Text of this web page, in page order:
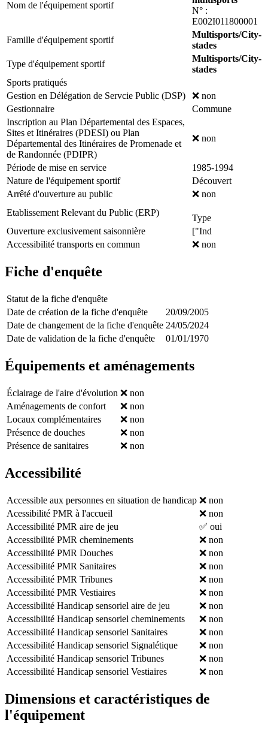
Nom de l'équipement sportif
N° :
E002I011800001
Famille d'équipement sportif
Multisports/City-
stades
Type d'équipement sportif
Multisports/City-
stades
Sports pratiqués
Gestion en Délégation de Servcie Public (DSP)
❌ non
Gestionnaire
Commune
Inscription au Plan Départemental des Espaces,
Sites et Itinéraires (PDESI) ou Plan
Départemental des Itinéraires de Promenade et
de Randonnée (PDIPR)
❌ non
Période de mise en service
1985-1994
Nature de l'équipement sportif
Découvert
Arrêté d'ouverture au public
❌ non
Etablissement Relevant du Public (ERP)
Type
Ouverture exclusivement saisonnière
["Ind
Accessibilité transports en commun
❌ non
Fiche d'enquête
Statut de la fiche d'enquête
Date de création de la fiche d'enquête
20/09/2005
Date de changement de la fiche d'enquête 24/05/2024
Date de validation de la fiche d'enquête
01/01/1970
Équipements et aménagements
Éclairage de l'aire d'évolution ❌ non
Aménagements de confort
❌ non
Locaux complémentaires
❌ non
Présence de douches
❌ non
Présence de sanitaires
❌ non
Accessibilité
Accessible aux personnes en situation de handicap ❌ non
Acessibilité PMR à l'accueil
❌ non
Accessibilité PMR aire de jeu
✅ oui
Accessibilité PMR cheminements
❌ non
Accessibilité PMR Douches
❌ non
Accessibilité PMR Sanitaires
❌ non
Accessibilité PMR Tribunes
❌ non
Accessibilité PMR Vestiaires
❌ non
Accessibilité Handicap sensoriel aire de jeu
❌ non
Accessibilité Handicap sensoriel cheminements
❌ non
Accessibilité Handicap sensoriel Sanitaires
❌ non
Accessibilité Handicap sensoriel Signalétique
❌ non
Accessibilité Handicap sensoriel Tribunes
❌ non
Accessibilité Handicap sensoriel Vestiaires
❌ non
Dimensions et caractéristiques de
l'équipement